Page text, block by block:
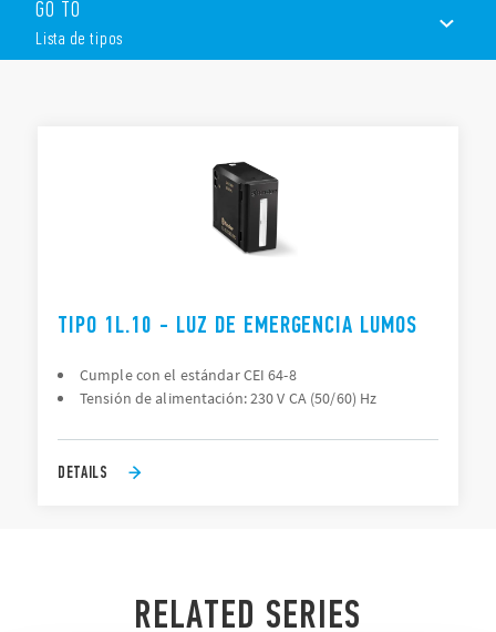
Otras características técnicas:
Tensión de alimentación: 230 V CA (50/60) Hz
Disponible en variantes blanco o negro.
GO TO
Lista de tipos
TIPO 1L.10 - LUZ DE EMERGENCIA LUMOS
Cumple con el estándar CEI 64-8
Tensión de alimentación: 230 V CA (50/60) Hz
DETAILS
RELATED SERIES